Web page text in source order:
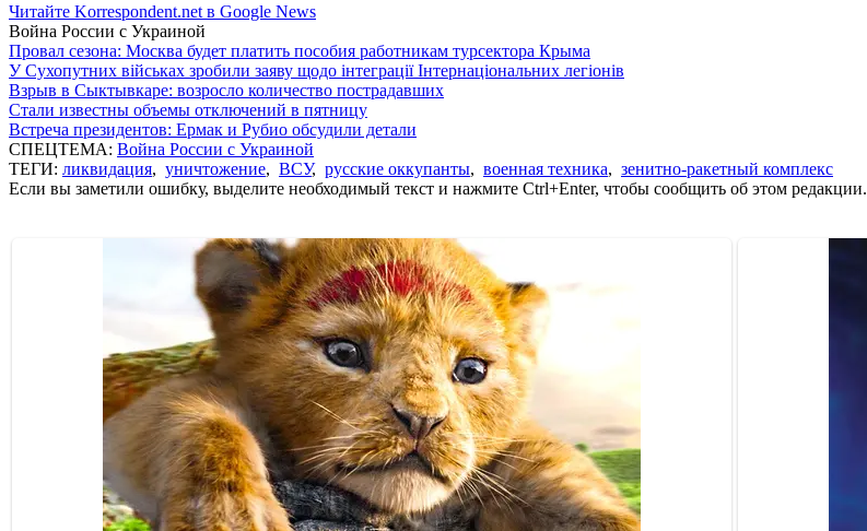
Читайте Korrespondent.net в Google News
Война России с Украиной
Провал сезона: Москва будет платить пособия работникам турсектора Крыма
У Сухопутних військах зробили заяву щодо інтеграції Інтернаціональних легіонів
Взрыв в Сыктывкаре: возросло количество пострадавших
Стали известны объемы отключений в пятницу
Встреча президентов: Ермак и Рубио обсудили детали
СПЕЦТЕМА: Война России с Украиной
ТЕГИ: ликвидация, уничтожение, ВСУ, русские оккупанты, военная техника, зенитно-ракетный комплекс
Если вы заметили ошибку, выделите необходимый текст и нажмите Ctrl+Enter, чтобы сообщить об этом редакции.